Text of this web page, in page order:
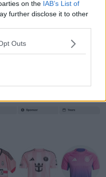
on the IAB’s List of
further disclose it to other
Outs
abajo.